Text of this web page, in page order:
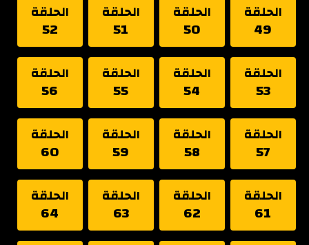
الحلقة
49
الحلقة
50
الحلقة
51
الحلقة
52
الحلقة
53
الحلقة
54
الحلقة
55
الحلقة
56
الحلقة
57
الحلقة
58
الحلقة
59
الحلقة
60
الحلقة
61
الحلقة
62
الحلقة
63
الحلقة
64